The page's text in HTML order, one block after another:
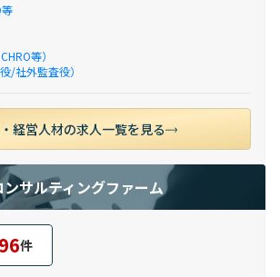
等）
/社外監査役）
経営人材の求人一覧を見る
ンサルティングファーム
件